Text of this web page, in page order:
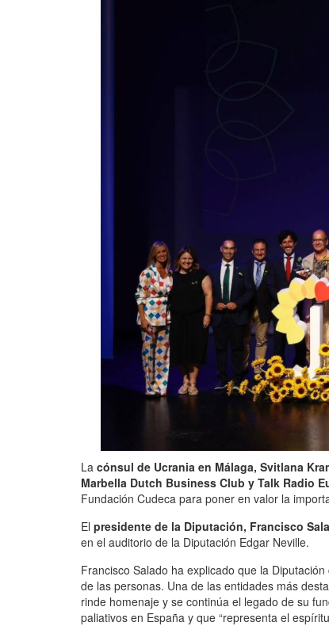
La cónsul de Ucrania en Málaga, Svitlana
Marbella Dutch Business Club y Talk Radio
Fundación Cudeca para poner en valor la
El presidente de la Diputación, Francisco
en el auditorio de la Diputación Edgar Neville.
Francisco Salado ha explicado que la
de las personas. Una de las entidades más
rinde homenaje y se continúa el legado de su
paliativos en España y que “representa el